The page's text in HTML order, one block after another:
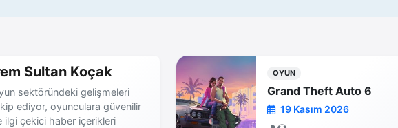
Sultan Koçak
sektöründeki gelişmeleri
ediyor, oyunculara güvenilir
ilgi çekici haber içerikleri
OYUN
Grand Theft Auto 6
19 Kasım 2026